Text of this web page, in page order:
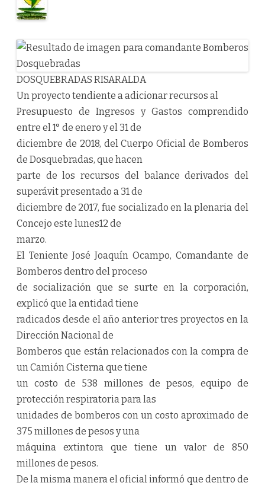
DOSQUEBRADAS RISARALDA
Un proyecto tendiente a adicionar recursos al
Presupuesto de Ingresos y Gastos comprendido
entre el 1° de enero y el 31 de
diciembre de 2018, del Cuerpo Oficial de Bomberos
de Dosquebradas, que hacen
parte de los recursos del balance derivados del
superávit presentado a 31 de
diciembre de 2017, fue socializado en la plenaria del
Concejo este lunes12 de
marzo.
El Teniente José Joaquín Ocampo, Comandante de
Bomberos dentro del proceso
de socialización que se surte en la corporación,
explicó que la entidad tiene
radicados desde el año anterior tres proyectos en la
Dirección Nacional de
Bomberos que están relacionados con la compra de
un Camión Cisterna que tiene
un costo de 538 millones de pesos, equipo de
protección respiratoria para las
unidades de bomberos con un costo aproximado de
375 millones de pesos y una
máquina extintora que tiene un valor de 850
millones de pesos.
De la misma manera el oficial informó que dentro de